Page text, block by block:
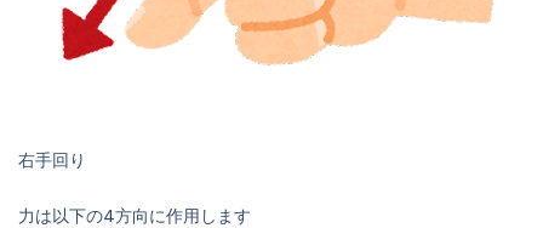
右手回り
力は以下の4方向に作用します